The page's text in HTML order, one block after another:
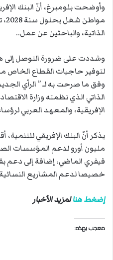
الذاتية، والباحثين عن عمل..
وشددت على ضرورة التوصل إلى
لتوفير حاجيات القطاع الخاص
وفق ما صرحت به لـ ” الرأي
الذاتي الذي نظمته وزارة
الإفريقية، والمعهد العربي
مليون أورو لدعم المؤسسات
خصيصا لدعم المشاريع
إضغط هنالمزيد الأخبار
معجب بهذه: